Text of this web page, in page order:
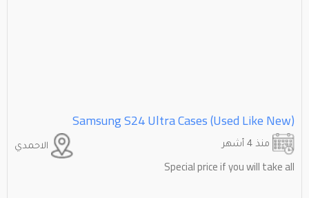
Samsung S24 Ultra Cases (Used Like New)
الاحمدي منذ 4 أشهر
Special price if you will take all